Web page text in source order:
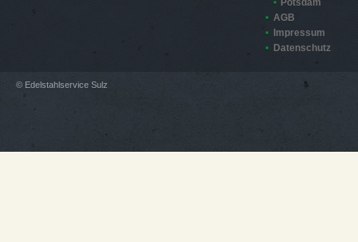
Potsdam
AGB
Impressum
Datenschutz
© Edelstahlservice Sulz